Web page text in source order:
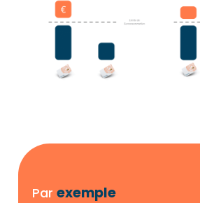
Parexemple